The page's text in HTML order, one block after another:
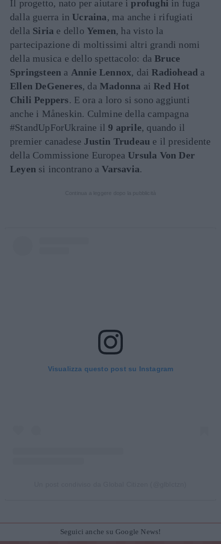
Il progetto, nato per aiutare iprofughi in fuga
dalla guerra in Ucraina, ma anche i rifugiati
della Siria e delloYemen, ha visto la
partecipazione di moltissimi altri grandi nomi
della musica e dello spettacolo: daBruce
Springsteen a Annie Lennox, daiRadiohead a
Ellen DeGeneres, da Madonna aiRed Hot
Chili Peppers. E ora a loro si sono aggiunti
anche i Måneskin. Culmine della campagna
#StandUpForUkraine il 9 aprile, quando il
premier canadese Justin Trudeau e il presidente
della Commissione Europea Ursula Von Der
Leyen si incontrano aVarsavia.
Visualizza questo post su Instagram
Seguici anche su Google News!